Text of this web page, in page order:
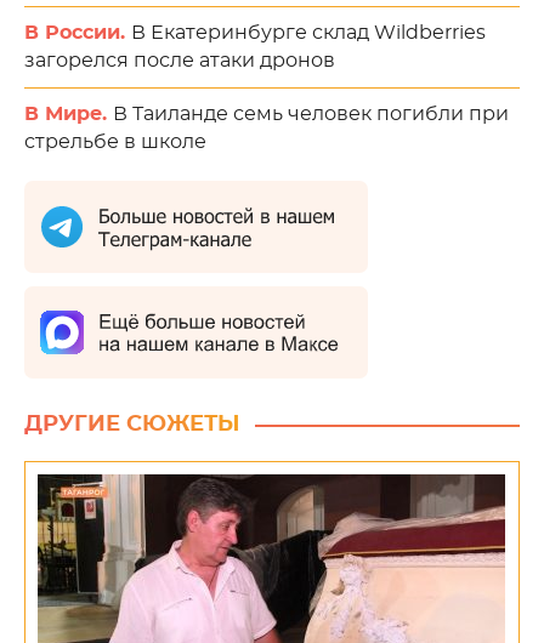
В России. В Екатеринбурге склад Wildberries
загорелся после атаки дронов
В Мире. В Таиланде семь человек погибли при
стрельбе в школе
ДРУГИЕ СЮЖЕТЫ